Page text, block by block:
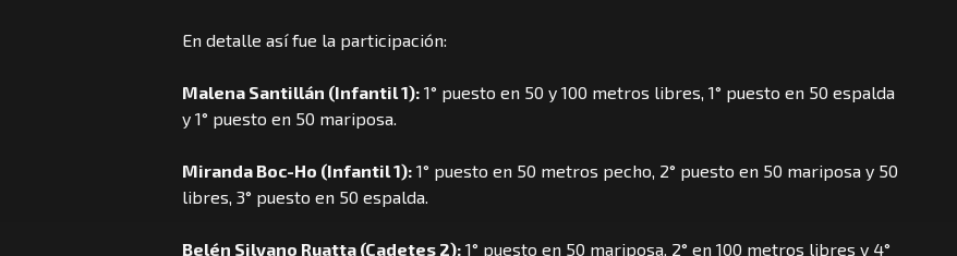
En detalle así fue la participación:
Malena Santillán (Infantil 1): 1° puesto en 50 y 100 metros libres, 1° puesto en 50 espalda
y 1° puesto en 50 mariposa.
Miranda Boc-Ho (Infantil 1): 1° puesto en 50 metros pecho, 2° puesto en 50 mariposa y 50
libres, 3° puesto en 50 espalda.
Belén Silvano Ruatta (Cadetes 2): 1° puesto en 50 mariposa, 2° en 100 metros libres y 4°